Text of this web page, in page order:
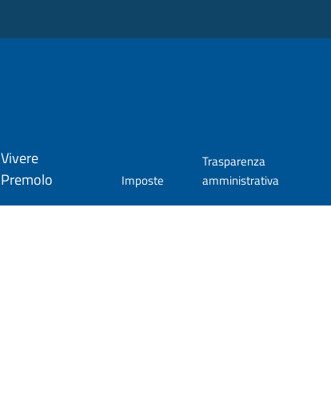
Vivere
Premolo
Imposte
Trasparenza
amministrativa